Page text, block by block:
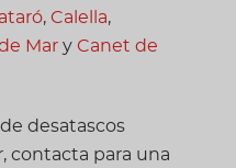
, Calella,
Mary Canet de
desatascos
contacta para una